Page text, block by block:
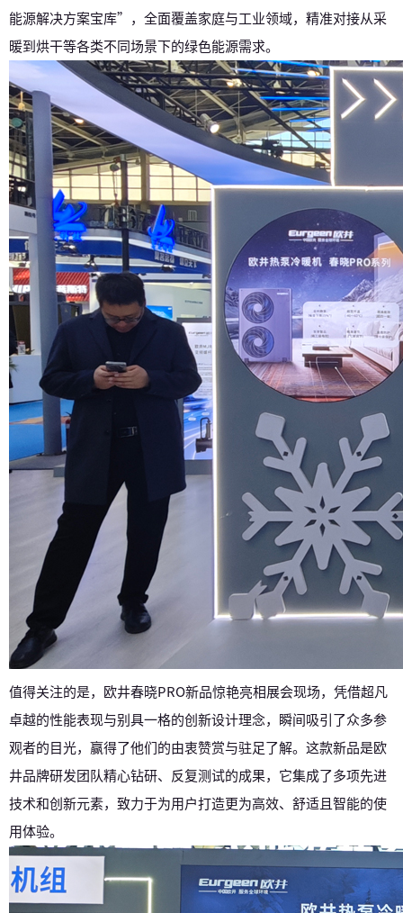
能源解决方案宝库”，全面覆盖家庭与工业领域，精准对接从采
暖到烘干等各类不同场景下的绿色能源需求。
值得关注的是，欧井春晓PRO新品惊艳亮相展会现场，凭借超凡
卓越的性能表现与别具一格的创新设计理念，瞬间吸引了众多参
观者的目光，赢得了他们的由衷赞赏与驻足了解。这款新品是欧
井品牌研发团队精心钻研、反复测试的成果，它集成了多项先进
技术和创新元素，致力于为用户打造更为高效、舒适且智能的使
用体验。